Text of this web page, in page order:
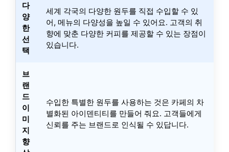
다
양
한
선
택
세계 각국의 다양한 원두를 직접 수입할 수 있
어, 메뉴의 다양성을 높일 수 있어요. 고객의 취
향에 맞춘 다양한 커피를 제공할 수 있는 장점이
있습니다.
브
랜
드
이
미
지
향
수입한 특별한 원두를 사용하는 것은 카페의 차
별화된 아이덴티티를 만들어 줘요. 고객들에게
신뢰를 주는 브랜드로 인식될 수 있답니다.